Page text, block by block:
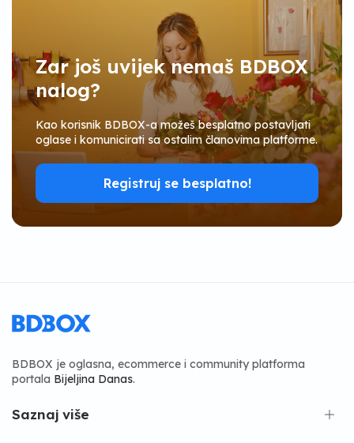
Zar još uvijek nemaš BDBOX
nalog?
Kao korisnik BDBOX-a možeš besplatno postavljati
oglase i komunicirati sa ostalim članovima platforme.
Registruj se besplatno!
BDBOX je oglasna, ecommerce i community platforma
portala Bijeljina Danas.
Saznaj više